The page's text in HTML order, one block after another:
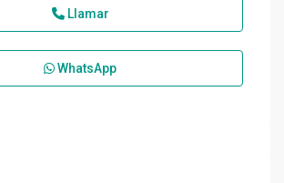
Llamar
WhatsApp